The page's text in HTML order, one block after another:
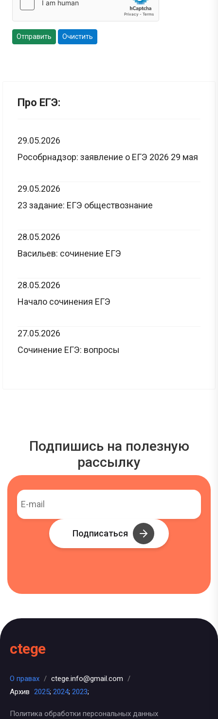
Отправить Очистить
Про ЕГЭ:
29.05.2026
Рособрнадзор: заявление о ЕГЭ 2026 29 мая
29.05.2026
23 задание: ЕГЭ обществознание
28.05.2026
Васильев: сочинение ЕГЭ
28.05.2026
Начало сочинения ЕГЭ
27.05.2026
Сочинение ЕГЭ: вопросы
Подпишись на полезную
рассылку
Подписаться
ctege
О правах / ctege.info@gmail.com /
Архив 2025; 2024; 2023;
Политика обработки персональных данных